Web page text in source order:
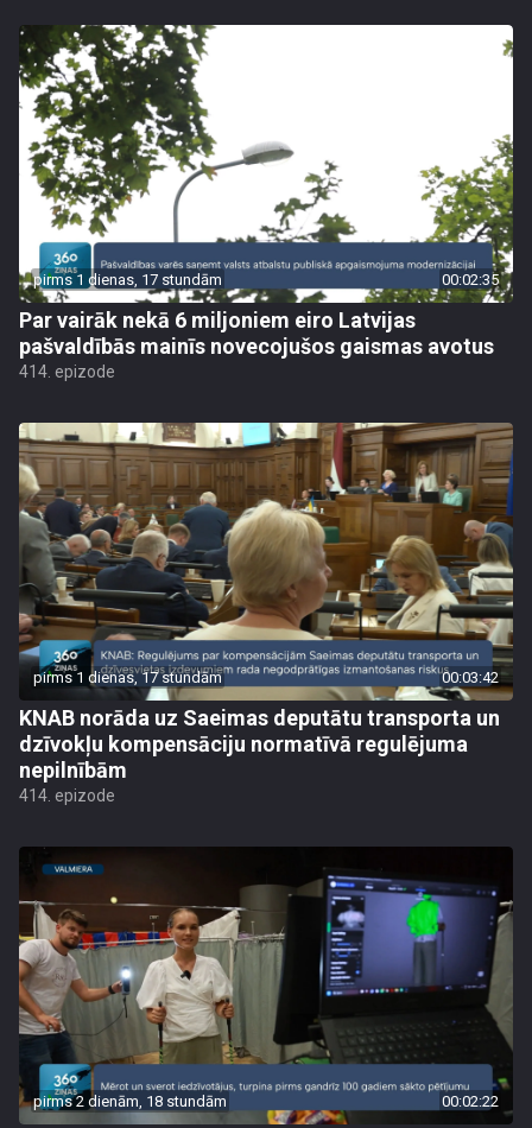
pirms 1 dienas, 17 stundām 00:02:35
Par vairāk nekā 6 miljoniem eiro Latvijas
pašvaldībās mainīs novecojušos gaismas avotus
414. epizode
pirms 1 dienas, 17 stundām 00:03:42
KNAB norāda uz Saeimas deputātu transporta un
dzīvokļu kompensāciju normatīvā regulējuma
nepilnībām
414. epizode
pirms 2 dienām, 18 stundām 00:02:22